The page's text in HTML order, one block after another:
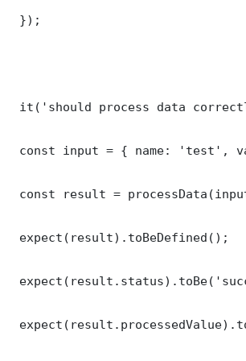
});
it('should process data
const input = { name: 'test',
const result =
expect(result).toBeDefined();